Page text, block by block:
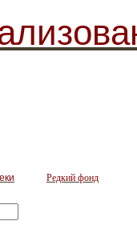
Редкий фонд